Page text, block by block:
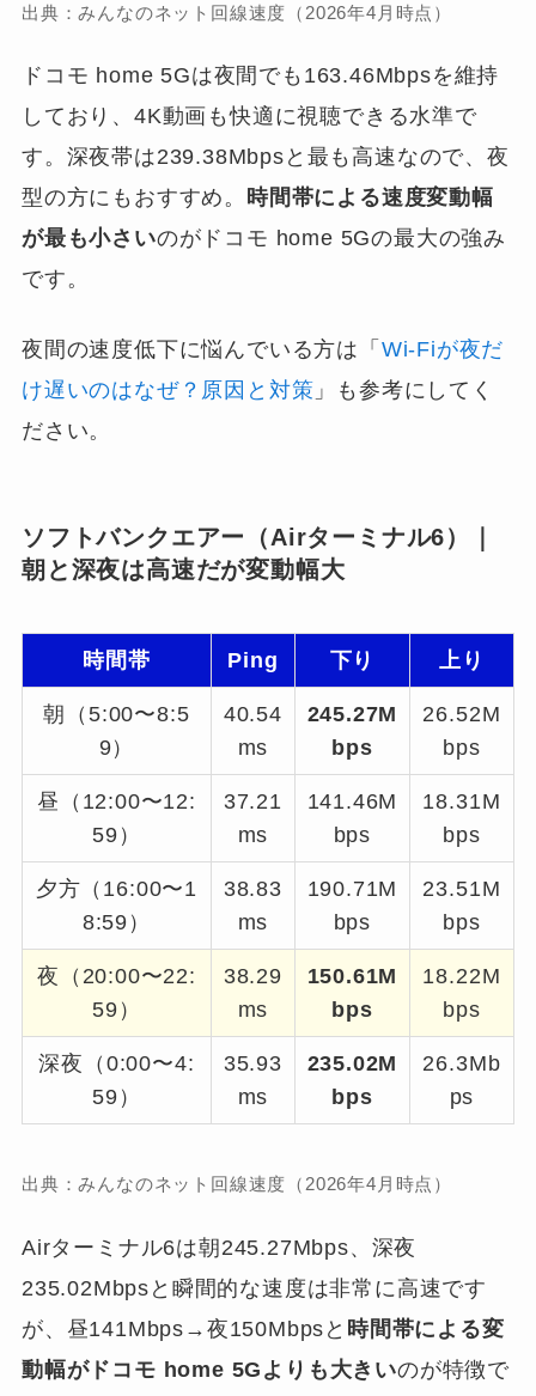
出典：みんなのネット回線速度（2026年4月時点）
ドコモ home 5Gは夜間でも163.46Mbpsを維持
しており、4K動画も快適に視聴できる水準で
す。深夜帯は239.38Mbpsと最も高速なので、夜
型の方にもおすすめ。
時間帯による速度変動幅
が最も小さいのがドコモ home 5Gの最大の強み
です。
夜間の速度低下に悩んでいる方は「 Wi-Fiが夜だ
け遅いのはなぜ？原因と対策 」も参考にしてく
ださい。
ソフトバンクエアー（Airターミナル6）｜
朝と深夜は高速だが変動幅大
時間帯 Ping 下り 上り
朝（5:00〜8:5
9）
40.54
ms
245.27M
bps
26.52M
bps
昼（12:00〜12:
59）
37.21
ms
141.46M
bps
18.31M
bps
夕方（16:00〜1
8:59）
38.83
ms
190.71M
bps
23.51M
bps
夜（20:00〜22:
59）
38.29
ms
150.61M
bps
18.22M
bps
深夜（0:00〜4:
59）
35.93
ms
235.02M
bps
26.3Mb
ps
出典：みんなのネット回線速度（2026年4月時点）
Airターミナル6は朝245.27Mbps、深夜
235.02Mbpsと瞬間的な速度は非常に高速です
が、昼141Mbps→夜150Mbpsと 時間帯による変
動幅がドコモ home 5Gよりも大きいのが特徴で